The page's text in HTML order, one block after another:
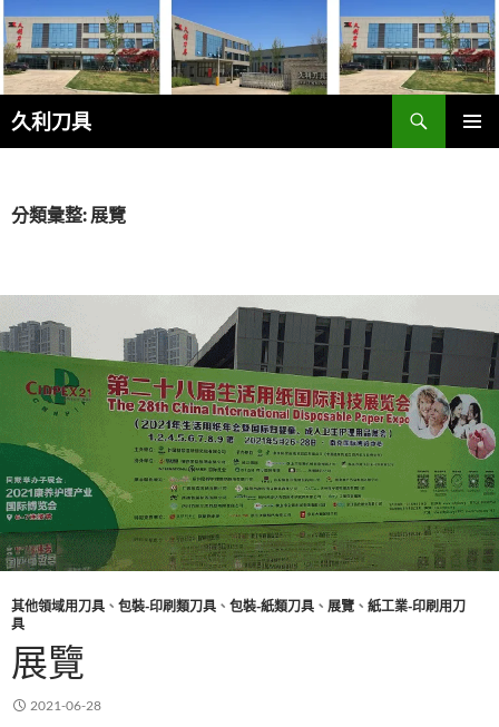
跳
至
主
要
內
容
久利刀具
搜
尋
分類彙整: 展覽
其他領域用刀具 、 包裝-印刷類刀具 、 包裝-紙類刀具 、 展覽 、 紙工業-印刷用刀
具
展覽
2021-06-28